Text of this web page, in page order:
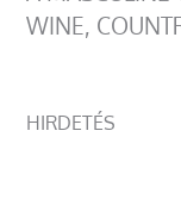
WINE,
HIRDETÉS